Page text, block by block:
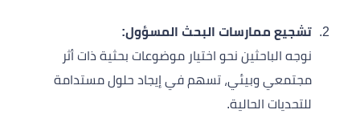
تشجيع ممارسات البحث المسؤول:
نوجه الباحثين نحو اختيار موضوعات بحثية ذات أثر
مجتمعي وبيئي، تسهم في إيجاد حلول مستدامة
للتحديات الحالية.